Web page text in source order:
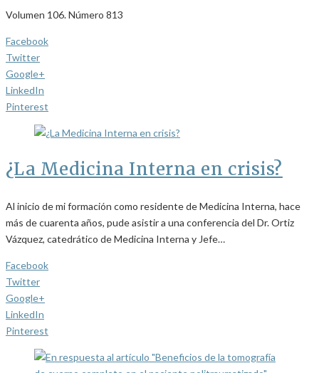
Volumen 106. Número 813
Facebook
Twitter
Google+
LinkedIn
Pinterest
¿La Medicina Interna en crisis?
Al inicio de mi formación como residente de Medicina Interna, hace
más de cuarenta años, pude asistir a una conferencia del Dr. Ortiz
Vázquez, catedrático de Medicina Interna y Jefe…
Facebook
Twitter
Google+
LinkedIn
Pinterest